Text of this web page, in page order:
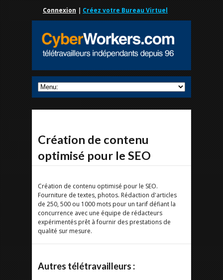
Connexion | Créez votre Bureau Virtuel
Création de contenu
optimisé pour le SEO
Création de contenu optimisé pour le SEO.
Fourniture de textes, photos. Rédaction d'articles
de 250, 500 ou 1000 mots pour un tarif défiant la
concurrence avec une équipe de rédacteurs
expérimentés prêt à fournir des prestations de
qualité sur mesure.
Autres télétravailleurs :